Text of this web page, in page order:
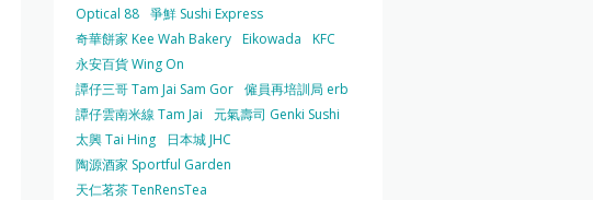
Optical 88 爭鮮 Sushi Express
奇華餅家 Kee Wah Bakery Eikowada
KFC
永安百貨 Wing On
譚仔三哥 Tam Jai Sam Gor 僱員再培訓局 erb
譚仔雲南米線 Tam Jai
元氣壽司 Genki Sushi
太興 Tai Hing
日本城 JHC
陶源酒家 Sportful Garden
天仁茗茶 TenRensTea